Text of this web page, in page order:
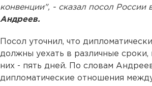
конвенции", - сказал посол России
Андреев.
Посол уточнил, что
должны уехать в различные сроки,
них - пять дней. По словам
дипломатические отношения